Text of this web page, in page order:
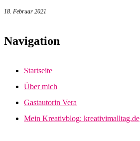
18. Februar 2021
Navigation
Startseite
Über mich
Gastautorin Vera
Mein Kreativblog: kreativimalltag.de